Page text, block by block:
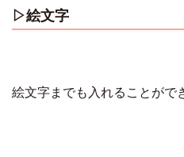
▷絵文字
絵文字までも入れることがで